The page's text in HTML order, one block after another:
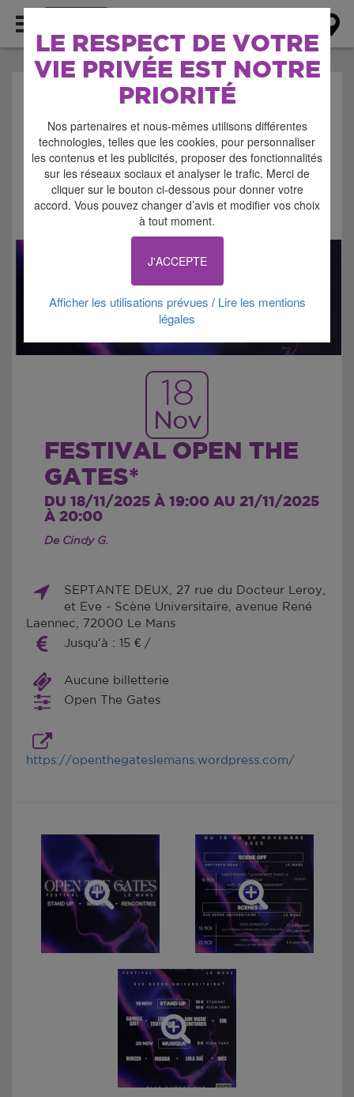
LE RESPECT DE VOTRE
VIE PRIVÉE EST NOTRE
PRIORITÉ
Nos partenaires et nous-mêmes utilisons différentes
technologies, telles que les cookies, pour personnaliser
les contenus et les publicités, proposer des fonctionnalités
sur les réseaux sociaux et analyser le trafic. Merci de
cliquer sur le bouton ci-dessous pour donner votre
accord. Vous pouvez changer d’avis et modifier vos choix
à tout moment.
J'ACCEPTE
Afficher les utilisations prévues / Lire les mentions
légales
AGENDA > FESTIVAL
Signaler cette annonce
18
Nov
FESTIVAL OPEN THE
GATES*
DU 18/11/2025 À 19:00 AU 21/11/2025
À 20:00
De Cindy G.
SEPTANTE DEUX, 27 rue du Docteur Leroy,
et Eve - Scène Universitaire, avenue René
Laennec, 72000 Le Mans
Jusqu'à : 15 € /
Aucune billetterie
Open The Gates
https://openthegateslemans.wordpress.com/